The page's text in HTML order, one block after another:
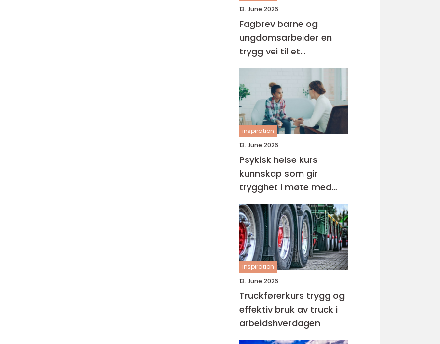
13. June 2026
Fagbrev barne og
ungdomsarbeider en
trygg vei til et
meningsfullt yrke
inspiration
13. June 2026
Psykisk helse kurs
kunnskap som gir
trygghet i møte med
barn og unge
inspiration
13. June 2026
Truckførerkurs trygg og
effektiv bruk av truck i
arbeidshverdagen